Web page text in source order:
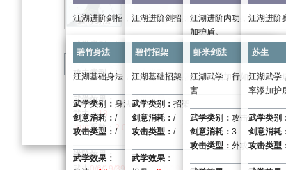
江湖进阶剑招，修习可提升自身武力，加强攻击伤害
武学类别：招式
剑意消耗：
攻击类型：/
武学效果：
武力：18
内攻系数： 2.0
进阶效果：
江湖进阶剑招，修习可提升自身武力，加
武学类别：招式
剑意消耗：
攻击类型：/
武学效果：
武力：18
外攻系数： 2.0
进阶效果：
江湖进阶内功，修习可提
加护盾。
武学类别：
剑意消耗： /
攻击类型：
武学效果：
内力：134
气血系数： 4.5
江湖进阶
武学类别
剑意消耗：
攻击类型：
身法：18
外防系数：
内防系数：
碧竹身法
碧竹身法
江湖基础身法，修习可增加自身防御。
武学类别： 身法
剑意消耗： /
攻击类型： /
武学效果：
碧竹招架
碧竹招架
江湖基础招架，修习可增加自身定力，强
武学类别： 招架
剑意消耗： /
攻击类型： /
武学效果：
虾米剑法
虾米剑法
江湖武学，行如虾米般快
害
武学类别： 攻击
剑意消耗： 3
攻击类型： 外攻
苏生
苏生
江湖武学
率添加护
武学类别
剑意消耗
攻击类型
分类： 武学 问酒山庄